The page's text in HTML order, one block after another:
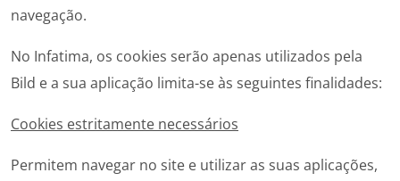
navegação.
No Infatima, os cookies serão apenas utilizados pela
Bild e a sua aplicação limita-se às seguintes finalidades:
Cookies estritamente necessários
Permitem navegar no site e utilizar as suas aplicações,